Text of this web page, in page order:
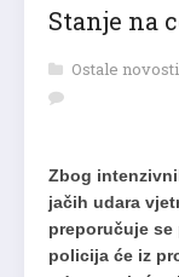
Stanje na
Ostale novosti
Zbog
jačih udara
preporučuje se
policija će iz